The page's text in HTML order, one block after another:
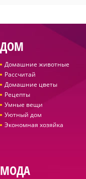
ДОМ
Домашние животные
Рассчитай
Домашние цветы
Рецепты
Умные вещи
Уютный дом
Экономная хозяйка
МОДА